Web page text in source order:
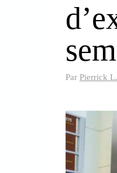
Par Pierrick L.